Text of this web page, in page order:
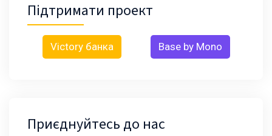
Підтримати проект
Victory банка Base by Mono
Приєднуйтесь до нас